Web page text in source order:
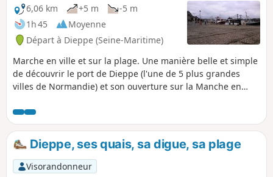
6,06 km
+5 m
-5 m
1h 45
Moyenne
Départ à Dieppe (Seine-Maritime)
Marche en ville et sur la plage. Une manière belle et simple
de découvrir le port de Dieppe (l'une de 5 plus grandes
villes de Normandie) et son ouverture sur la Manche en
la découverte de la ville en restant sur place la journée
entière.
Dieppe, ses quais, sa digue, sa plage
Visorandonneur